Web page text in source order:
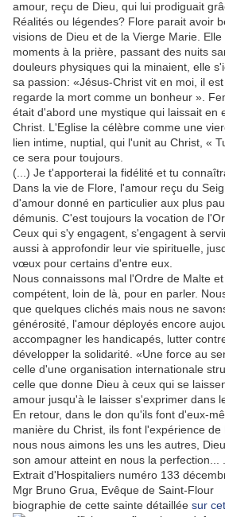
amour, reçu de Dieu, qui lui prodiguait
Réalités ou légendes? Flore parait avoir
visions de Dieu et de la Vierge Marie.
moments à la prière, passant des nuits
douleurs physiques qui la minaient, elle
sa passion: «Jésus-Christ vit en moi, il
regarde la mort comme un bonheur ».
était d'abord une mystique qui laissait en
Christ. L'Eglise la célèbre comme une
lien intime, nuptial, qui l'unit au Christ, «
ce sera pour toujours.
(...) Je t'apporterai la fidélité et tu
Dans la vie de Flore, l'amour reçu du
d'amour donné en particulier aux plus
démunis. C'est toujours la vocation de
Ceux qui s'y engagent, s'engagent à
aussi à approfondir leur vie spirituelle,
vœux pour certains d'entre eux.
Nous connaissons mal l'Ordre de Malte
compétent, loin de là, pour en parler.
que quelques clichés mais nous ne
générosité, l'amour déployés encore
accompagner les handicapés, lutter
développer la solidarité. «Une force au
celle d'une organisation internationale
celle que donne Dieu à ceux qui se
amour jusqu'à le laisser s'exprimer dans
En retour, dans le don qu'ils font d'eux-
manière du Christ, ils font l'expérience
nous nous aimons les uns les autres,
son amour atteint en nous la perfection... .
Extrait d'Hospitaliers numéro 133
Mgr Bruno Grua, Evêque de Saint-Flour
biographie de cette sainte détaillée sur